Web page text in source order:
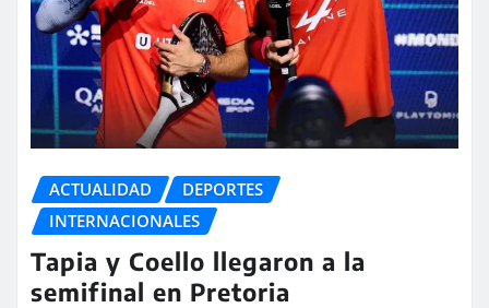
ACTUALIDAD
DEPORTES
INTERNACIONALES
Tapia y Coello llegaron a la
semifinal en Pretoria